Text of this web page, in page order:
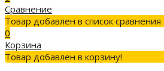
Сравнение
Товар добавлен в список сравнения
0
Корзина
Товар добавлен в корзину!